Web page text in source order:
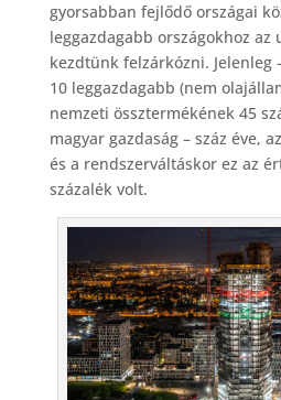
gyorsabban fejlődő országai
leggazdagabb országokhoz az
kezdtünk felzárkózni. Jelenleg
10 leggazdagabb (nem
nemzeti össztermékének 45
magyar gazdaság – száz éve,
és a rendszerváltáskor ez az
százalék volt.